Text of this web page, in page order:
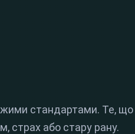
стандартами. Те, що
страх або стару рану.